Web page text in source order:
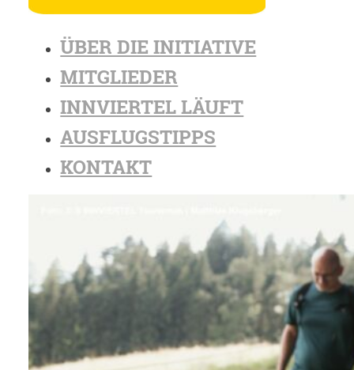
ÜBER DIE INITIATIVE
MITGLIEDER
INNVIERTEL LÄUFT
AUSFLUGSTIPPS
KONTAKT